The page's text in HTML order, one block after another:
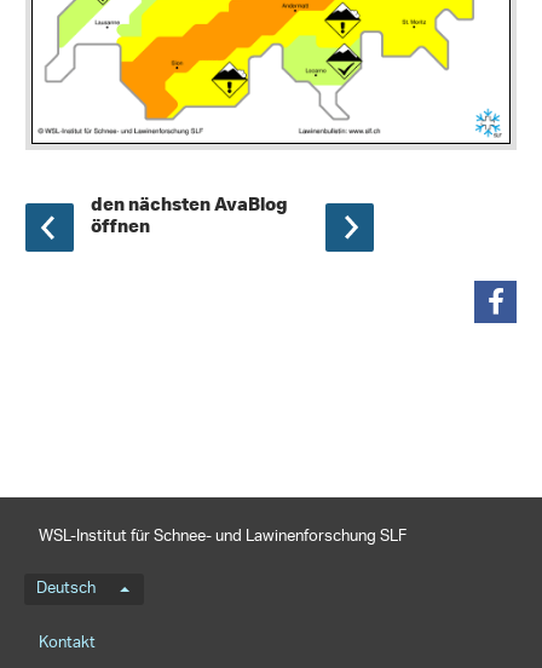
den nächsten AvaBlog
öffnen
WSL-Institut für Schnee- und Lawinenforschung SLF
Sprachmenü
Deutsch
Footernavigation
Kontakt